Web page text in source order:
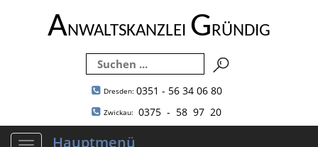
ANWALTSKANZLEI GRÜNDIG
Dresden: 0351 - 56 34 06 80
Zwickau: 0375 - 58 97 20
Hauptmenü